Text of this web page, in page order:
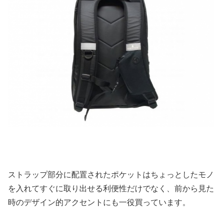
ストラップ部分に配置されたポケットはちょっとしたモノ
を入れてすぐに取り出せる利便性だけでなく、前から見た
時のデザイン的アクセントにも一役買っています。